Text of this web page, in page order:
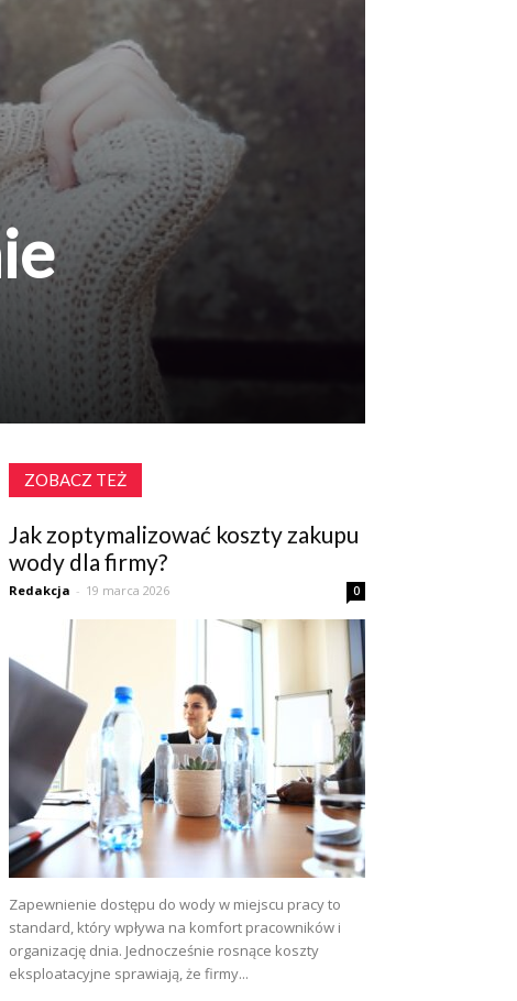
ZOBACZ TEŻ
Jak zoptymalizować koszty zakupu
wody dla firmy?
Redakcja - 19 marca 2026 0
Zapewnienie dostępu do wody w miejscu pracy to
standard, który wpływa na komfort pracowników i
organizację dnia. Jednocześnie rosnące koszty
eksploatacyjne sprawiają, że firmy...